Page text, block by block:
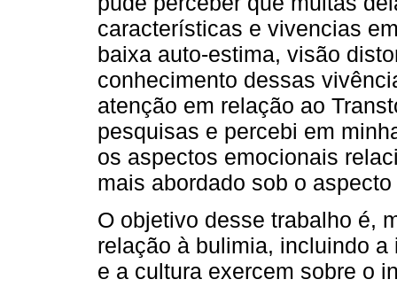
características e vivencias
baixa auto-estima, visão
conhecimento dessas
atenção em relação ao
pesquisas e percebi em
os aspectos emocionais
mais abordado sob o
O objetivo desse trabalho é,
relação à bulimia, incluindo
e a cultura exercem sobre o